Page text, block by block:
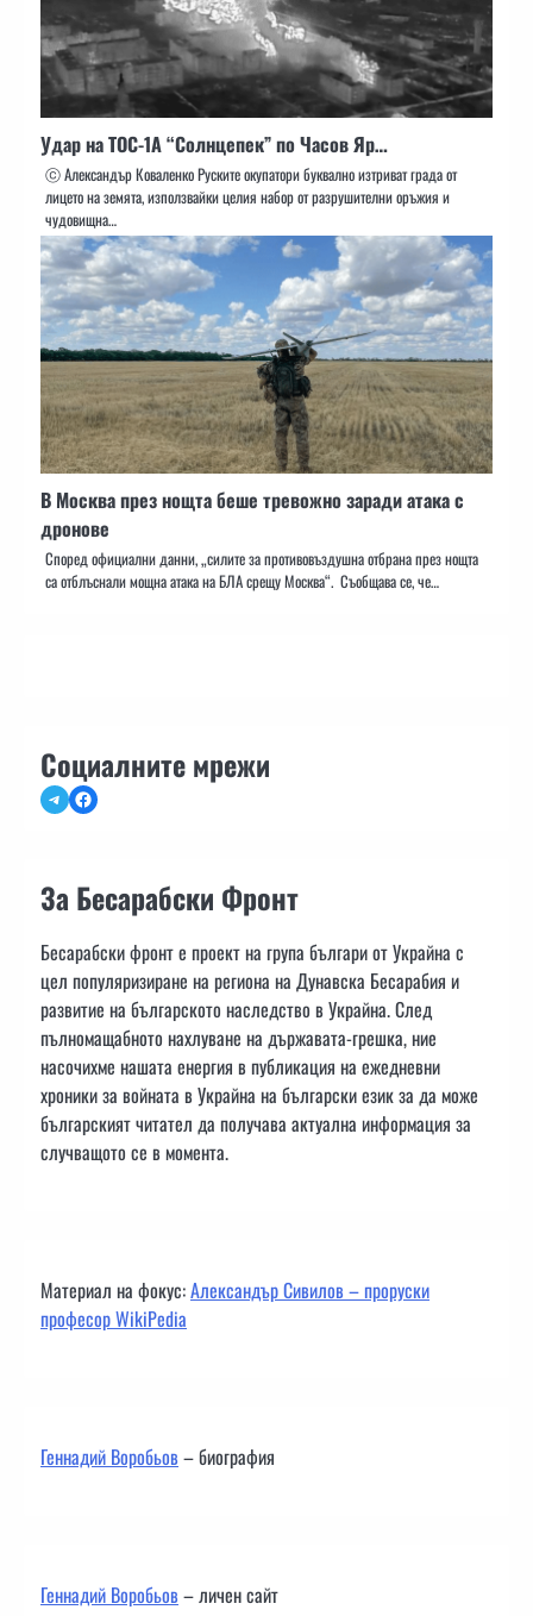
Удар на ТОС-1А “Солнцепек” по Часов Яр…
ⓒ Александър Коваленко Руските окупатори буквално изтриват града от
лицето на земята, използвайки целия набор от разрушителни оръжия и
чудовищна…
В Москва през нощта беше тревожно заради атака с
дронове
Според официални данни, „силите за противовъздушна отбрана през нощта
са отблъснали мощна атака на БЛА срещу Москва“. Съобщава се, че…
Социалните мрежи
TelegramFacebook
За Бесарабски Фронт
Бесарабски фронт е проект на група българи от Украйна с
цел популяризиране на региона на Дунавска Бесарабия и
развитие на българското наследство в Украйна. След
пълномащабното нахлуване на държавата-грешка, ние
насочихме нашата енергия в публикация на ежедневни
хроники за войната в Украйна на български език за да може
българският читател да получава актуална информация за
случващото се в момента.
Материал на фокус:Александър Сивилов – проруски
професор WikiPedia
Геннадий Воробьов– биография
Геннадий Воробьов– личен сайт